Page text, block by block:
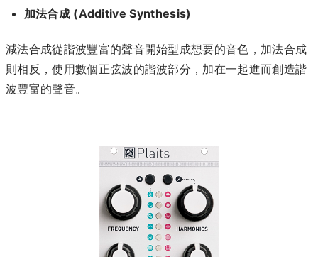
加法合成 (Additive Synthesis)
減法合成從諧波豐富的聲音開始型成想要的音色，加法合成
則相反，使用數個正弦波的諧波部分，加在一起進而創造諧
波豐富的聲音。